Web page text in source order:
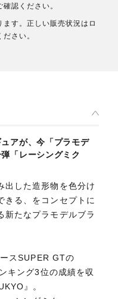
認ください。
す。正しい販売状況はロ
さい。
アが、今「プラモデ
「レーシングミク
出した造形物を色分け
きる、をコンセプトに
新たなプラモデルブラ
スSUPER GTの
キング3位の成績を収
』。